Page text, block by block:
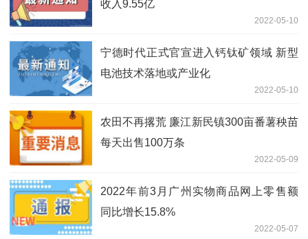
收入9.55亿
2022-05-10
宁德时代正式官宣进入钙钛矿领域 新型
电池技术落地或产业化
2022-05-10
农田不再撂荒 廉江新民镇300亩番薯秧苗
每天出售100万条
2022-05-09
2022年前3月广州实物商品网上零售额
同比增长15.8%
2022-05-07